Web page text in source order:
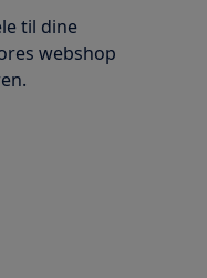
til dine
webshop